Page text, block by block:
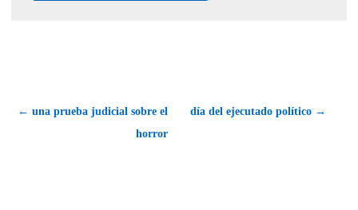
← una prueba judicial sobre el
horror
día del ejecutado político →